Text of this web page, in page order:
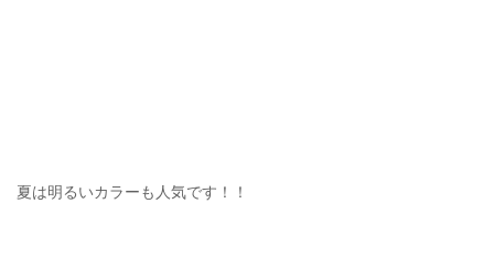
夏は明るいカラーも人気です！！